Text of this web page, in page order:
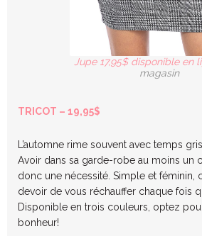
Jupe 17,95$ disponible en
magasin
TRICOT – 19,95$
L’automne rime souvent avec temps
Avoir dans sa garde-robe au moins un
donc une nécessité. Simple et féminin,
devoir de vous réchauffer chaque fois
Disponible en trois couleurs, optez
bonheur!